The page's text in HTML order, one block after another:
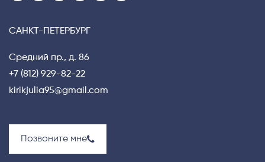
САНКТ-ПЕТЕРБУРГ
Средний пр., д. 86
+7 (812) 929-82-22
kirikjulia95@gmail.com
Позвоните мне